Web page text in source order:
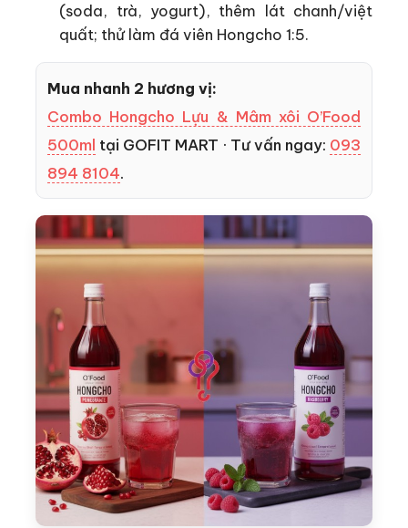
(soda, trà, yogurt), thêm lát chanh/việt
quất; thử làm đá viên Hongcho 1:5.
Mua nhanh 2 hương vị:
Combo Hongcho Lựu & Mâm xôi O’Food
500ml tại GOFIT MART · Tư vấn ngay: 093
894 8104.